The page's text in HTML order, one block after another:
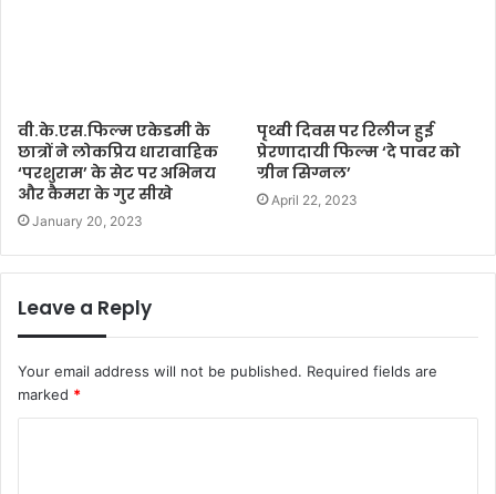
वी.के.एस.फिल्म एकेडमी के
छात्रों ने लोकप्रिय धारावाहिक
‘परशुराम’ के सेट पर अभिनय
और कैमरा के गुर सीखे
January 20, 2023
पृथ्वी दिवस पर रिलीज हुई
प्रेरणादायी फिल्म ‘दे पावर को
ग्रीन सिग्नल’
April 22, 2023
Leave a Reply
Your email address will not be published. Required fields are
marked *